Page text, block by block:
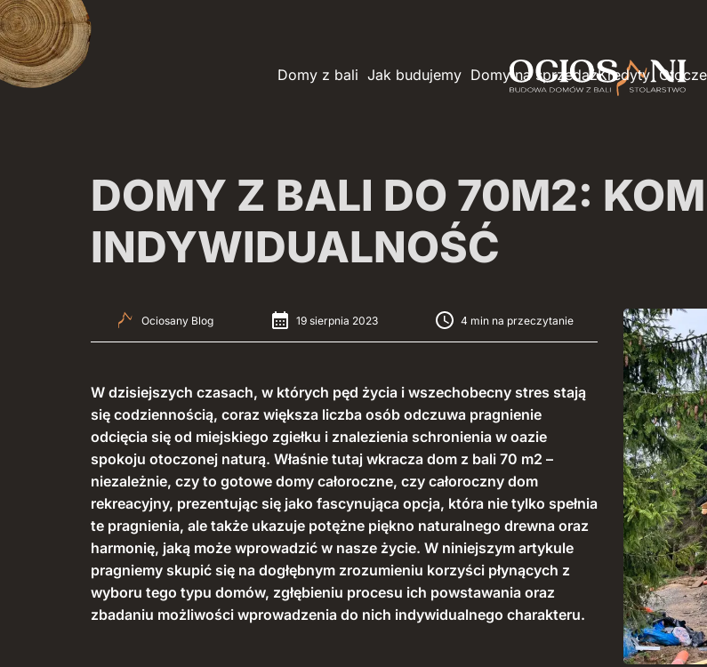
Domy z bali Jak budujemy Domy na sprzedażKredyty
DOMY Z BALI DO 70M2:
INDYWIDUALNOŚĆ
Ociosany Blog 19 sierpnia 2023 4 min na przeczytanie
W dzisiejszych czasach, w których pęd życia i wszechobecny stres stają
się codziennością, coraz większa liczba osób odczuwa pragnienie
odcięcia się od miejskiego zgiełku i znalezienia schronienia w oazie
spokoju otoczonej naturą. Właśnie tutaj wkracza dom z bali 70 m2 –
niezależnie, czy to gotowe domy całoroczne, czy całoroczny dom
rekreacyjny, prezentując się jako fascynująca opcja, która nie tylko spełnia
te pragnienia, ale także ukazuje potężne piękno naturalnego drewna oraz
harmonię, jaką może wprowadzić w nasze życie. W niniejszym artykule
pragniemy skupić się na dogłębnym zrozumieniu korzyści płynących z
wyboru tego typu domów, zgłębieniu procesu ich powstawania oraz
zbadaniu możliwości wprowadzenia do nich indywidualnego charakteru.